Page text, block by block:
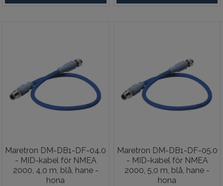
Maretron DM-DB1-DF-04.0
- MID-kabel för NMEA
2000, 4,0 m, blå, hane -
hona
Maretron DM-DB1-DF-05.0
- MID-kabel för NMEA
2000, 5,0 m, blå, hane -
hona